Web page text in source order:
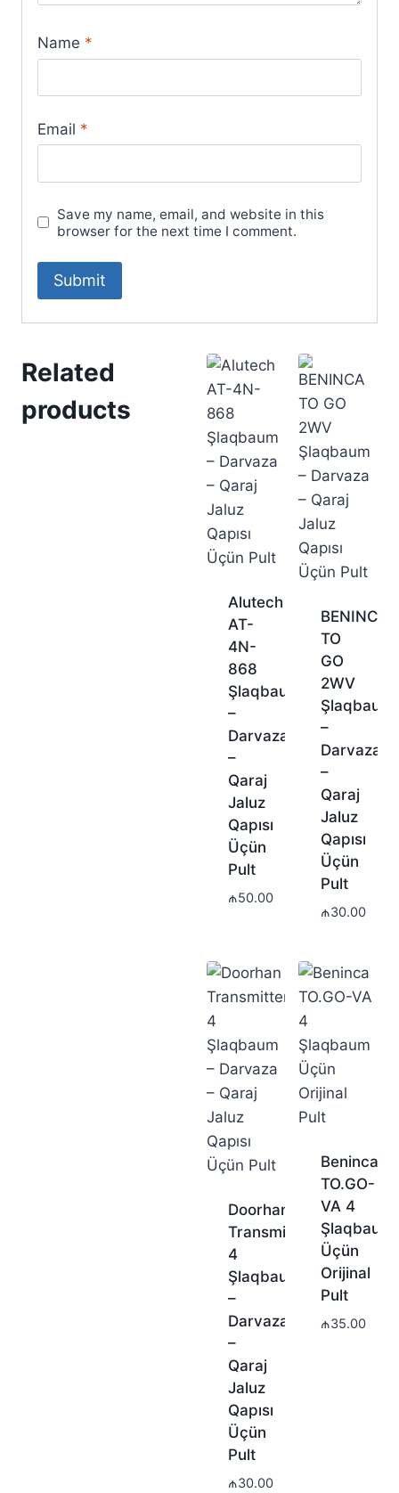
Name *
Email *
Save my name, email, and website in this
browser for the next time I comment.
Related
products
Alutech
AT-
4N-
868
Şlaqbaum
–
Darvaza
–
Qaraj
Jaluz
Qapısı
Üçün
Pult
₼50.00
BENINCA
TO
GO
2WV
Şlaqbaum
–
Darvaza
–
Qaraj
Jaluz
Qapısı
Üçün
Pult
₼30.00
Doorhan
Transmitter
4
Şlaqbaum
–
Darvaza
–
Qaraj
Jaluz
Qapısı
Üçün
Pult
₼30.00
Beninca
TO.GO-
VA 4
Şlaqbaum
Üçün
Orijinal
Pult
₼35.00